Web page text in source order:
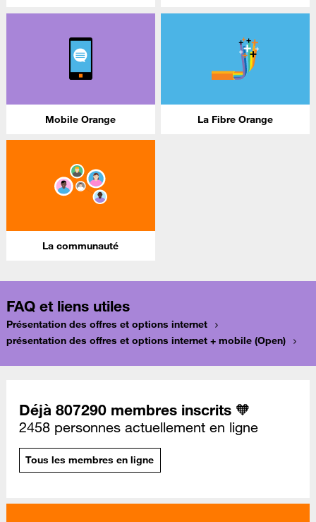
Mobile Orange La Fibre Orange
La communauté
FAQ et liens utiles
Présentation des offres et options internet
présentation des offres et options internet + mobile (Open)
Déjà 807290 membres inscrits 🧡
2458 personnes actuellement en ligne
Tous les membres en ligne